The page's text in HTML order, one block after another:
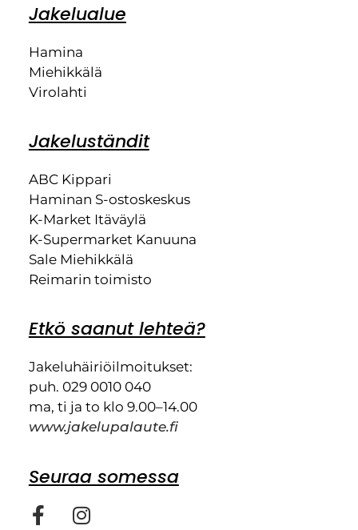
Jakelualue
Hamina
Miehikkälä
Virolahti
Jakeluständit
ABC Kippari
Haminan S-ostoskeskus
K-Market Itäväylä
K-Supermarket Kanuuna
Sale Miehikkälä
Reimarin toimisto
Etkö saanut lehteä?
Jakeluhäiriöilmoitukset:
puh. 029 0010 040
ma, ti ja to klo 9.00–14.00
www.jakelupalaute.fi
Seuraa somessa